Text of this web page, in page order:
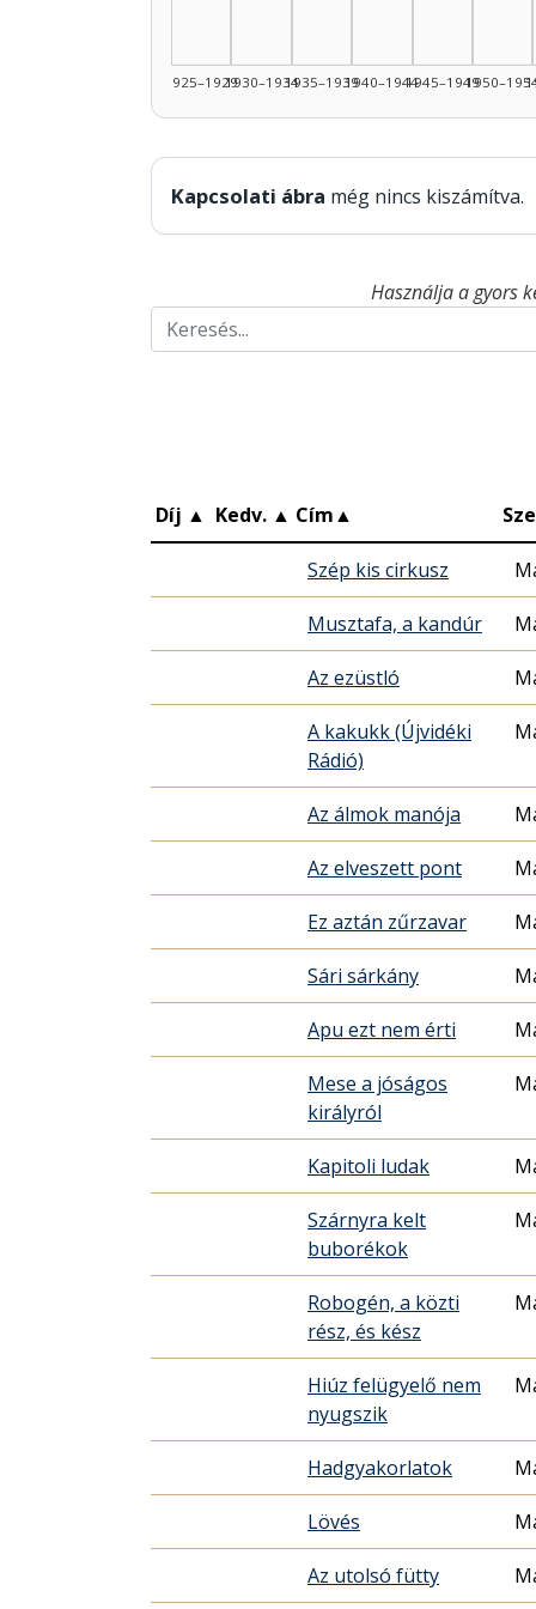
1925–19291930–19341935–19391940–19441945–1949
Kapcsolati ábra még nincs kiszámítva.
Használja a gyors
Díj ▲ Kedv. ▲ Cím▲
Szép kis cirkusz
Musztafa, a kandúr
Az ezüstló
A kakukk (Újvidéki
Rádió)
Az álmok manója
Az elveszett pont
Ez aztán zűrzavar
Sári sárkány
Apu ezt nem érti
Mese a jóságos
királyról
Kapitoli ludak
Szárnyra kelt
buborékok
Robogén, a közti
rész, és kész
Hiúz felügyelő nem
nyugszik
Hadgyakorlatok
Lövés
Az utolsó fütty